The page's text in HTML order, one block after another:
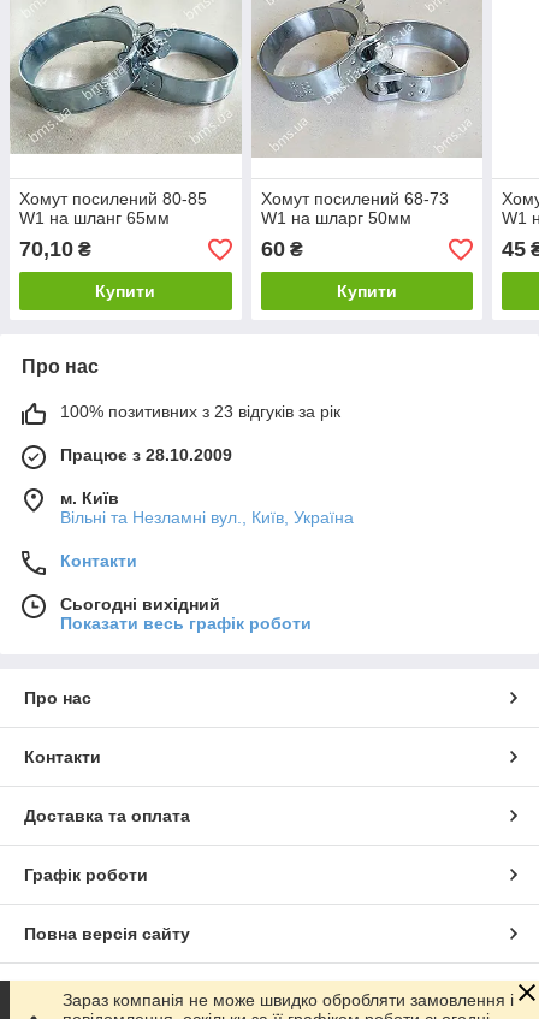
Хомут посилений 80-85
W1 на шланг 65мм
70,10 ₴
Купити
Хомут посилений 68-73
W1 на шларг 50мм
60₴
Купити
W1
45
Про нас
100% позитивних з 23 відгуків за рік
Працює з 28.10.2009
м. Київ
Вільні та Незламні вул., Київ, Україна
Контакти
Сьогодні вихідний
Показати весь графік роботи
Про нас
Контакти
Доставка та оплата
Графік роботи
Повна версія сайту
Сайт створено на маркетплейсіProm.ua
Зараз компанія не може швидко обробляти замовлення і